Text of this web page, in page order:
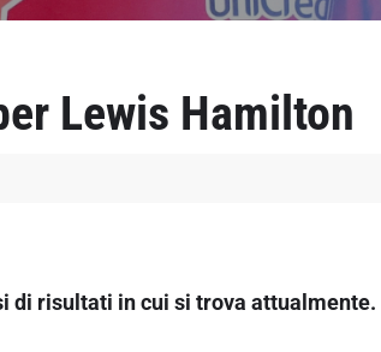
Lewis Hamilton
di risultati in cui si trova attualmente.